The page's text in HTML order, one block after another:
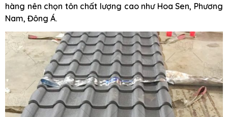
hàng nên chọn tôn chất lượng cao như Hoa Sen, Phương
Nam, Đông Á.